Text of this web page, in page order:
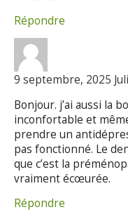
Répondre
9 septembre, 2025
Bonjour. j’ai aussi la
inconfortable et
prendre un
pas fonctionné. Le
que c’est la
vraiment écœurée.
Répondre